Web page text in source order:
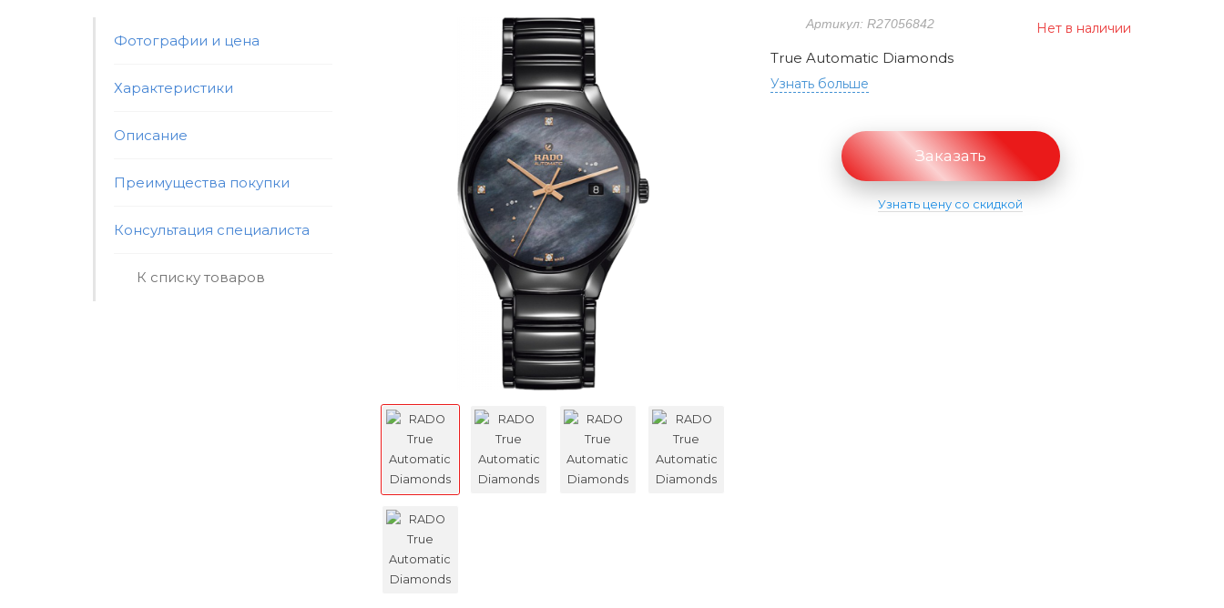
Фотографии и цена
Характеристики
Описание
Преимущества покупки
Консультация специалиста
К списку товаров
Артикул: R27056842 Нет в наличии
True Automatic Diamonds
Узнать больше
Заказать
Узнать цену со скидкой